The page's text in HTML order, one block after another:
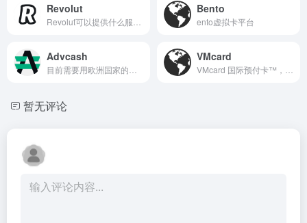
Revolut Bento
ento虚拟卡平台
Advcash VMcard
暂无评论